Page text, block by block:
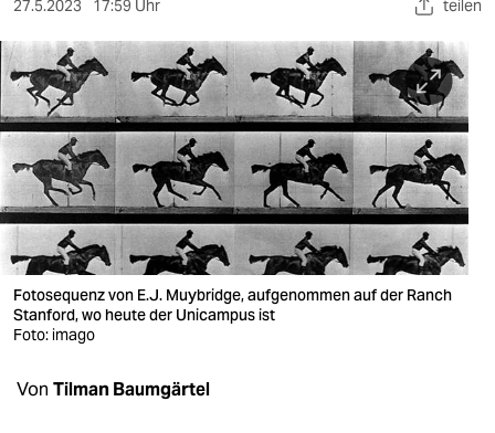
sport
berlin
nord
wahrheit
verlag
verlag
shop
27.5.2023 17:59 Uhr teilen
Fotosequenz von E.J. Muybridge, aufgenommen auf der Ranch
Stanford, wo heute der Unicampus ist
Foto: imago
Von Tilman Baumgärtel